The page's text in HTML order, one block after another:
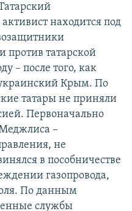
активист находится под
против татарской
– после того, как
украинский Крым. По
татары не приняли
Первоначально
–
не
в пособничестве
газопровода,
По данным
службы